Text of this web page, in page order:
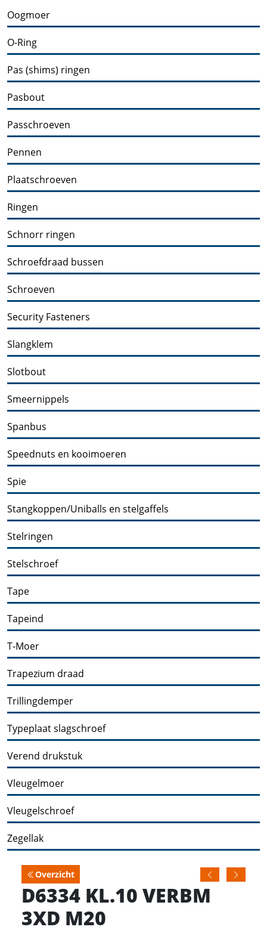
Oogmoer
O-Ring
Pas (shims) ringen
Pasbout
Passchroeven
Pennen
Plaatschroeven
Ringen
Schnorr ringen
Schroefdraad bussen
Schroeven
Security Fasteners
Slangklem
Slotbout
Smeernippels
Spanbus
Speednuts en kooimoeren
Spie
Stangkoppen/Uniballs en stelgaffels
Stelringen
Stelschroef
Tape
Tapeind
T-Moer
Trapezium draad
Trillingdemper
Typeplaat slagschroef
Verend drukstuk
Vleugelmoer
Vleugelschroef
Zegellak
Overzicht
D6334 KL.10 VERBM
3XD M20